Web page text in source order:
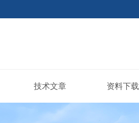
技术文章 资料下载